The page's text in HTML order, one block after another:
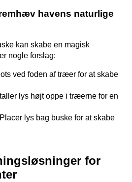
havens naturlige
kan skabe en magisk
nogle forslag:
ved foden af træer for at skabe
lys højt oppe i træerne for en
lys bag buske for at skabe
for